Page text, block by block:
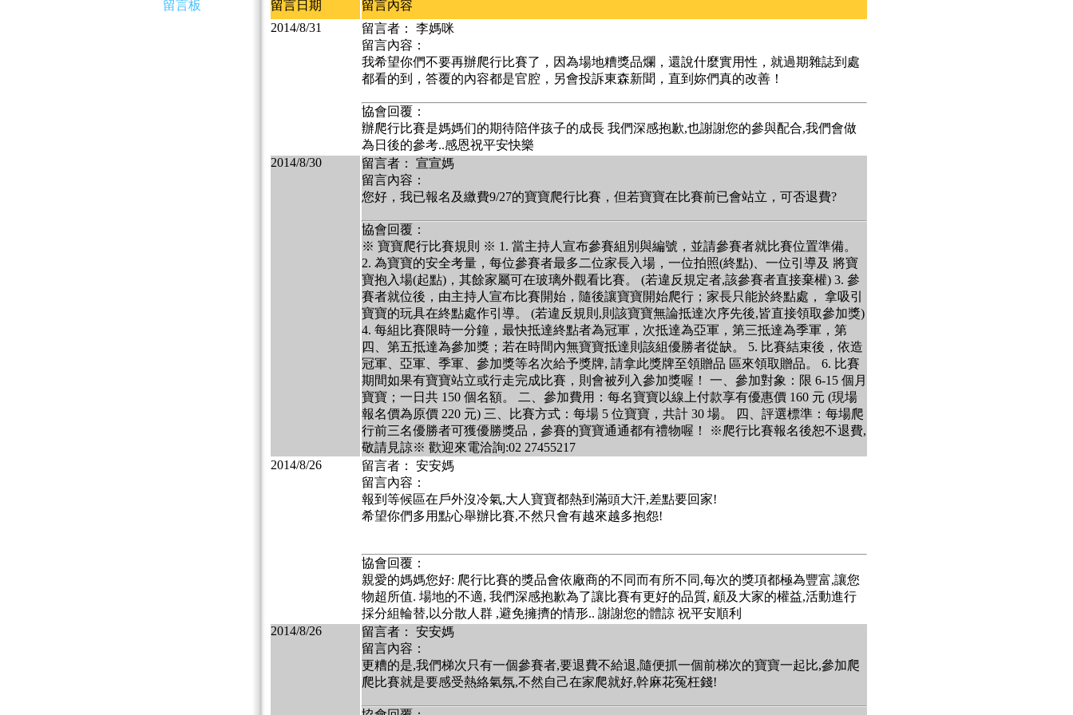
留言板 留言日期
留言內容
2014/8/31
留言者： 李媽咪
留言內容：
我希望你們不要再辦爬行比賽了，因為場地糟獎品爛，還說什麼實用性，就過期雜誌到處
都看的到，答覆的內容都是官腔，另會投訴東森新聞，直到妳們真的改善！
協會回覆：
辦爬行比賽是媽媽们的期待陪伴孩子的成長 我們深感抱歉,也謝謝您的參與配合,我們會做
為日後的參考..感恩祝平安快樂
2014/8/30
留言者： 宣宣媽
留言內容：
您好，我已報名及繳費9/27的寶寶爬行比賽，但若寶寶在比賽前已會站立，可否退費?
協會回覆：
※ 寶寶爬行比賽規則 ※ 1. 當主持人宣布參賽組別與編號，並請參賽者就比賽位置準備。
2. 為寶寶的安全考量，每位參賽者最多二位家長入場，一位拍照(終點)、一位引導及 將寶
寶抱入場(起點)，其餘家屬可在玻璃外觀看比賽。 (若違反規定者,該參賽者直接棄權) 3. 參
賽者就位後，由主持人宣布比賽開始，隨後讓寶寶開始爬行；家長只能於終點處， 拿吸引
寶寶的玩具在終點處作引導。 (若違反規則,則該寶寶無論抵達次序先後,皆直接領取參加獎)
4. 每組比賽限時一分鐘，最快抵達終點者為冠軍，次抵達為亞軍，第三抵達為季軍，第
四、第五抵達為參加獎；若在時間內無寶寶抵達則該組優勝者從缺。 5. 比賽結束後，依造
冠軍、亞軍、季軍、參加獎等名次給予獎牌, 請拿此獎牌至領贈品 區來領取贈品。 6. 比賽
期間如果有寶寶站立或行走完成比賽，則會被列入參加獎喔！ 一、參加對象：限 6-15 個月
寶寶；一日共 150 個名額。 二、參加費用：每名寶寶以線上付款享有優惠價 160 元 (現場
報名價為原價 220 元) 三、比賽方式：每場 5 位寶寶，共計 30 場。 四、評選標準：每場爬
行前三名優勝者可獲優勝獎品，參賽的寶寶通通都有禮物喔！ ※爬行比賽報名後恕不退費,
敬請見諒※ 歡迎來電洽詢:02 27455217
2014/8/26
留言者： 安安媽
留言內容：
報到等候區在戶外沒冷氣,大人寶寶都熱到滿頭大汗,差點要回家!
希望你們多用點心舉辦比賽,不然只會有越來越多抱怨!
協會回覆：
親愛的媽媽您好: 爬行比賽的獎品會依廠商的不同而有所不同,每次的獎項都極為豐富,讓您
物超所值. 場地的不適, 我們深感抱歉為了讓比賽有更好的品質, 顧及大家的權益,活動進行
採分組輪替,以分散人群 ,避免擁擠的情形.. 謝謝您的體諒 祝平安順利
2014/8/26
留言者： 安安媽
留言內容：
更糟的是,我們梯次只有一個參賽者,要退費不給退,隨便抓一個前梯次的寶寶一起比,參加爬
爬比賽就是要感受熱絡氣氛,不然自己在家爬就好,幹麻花冤枉錢!